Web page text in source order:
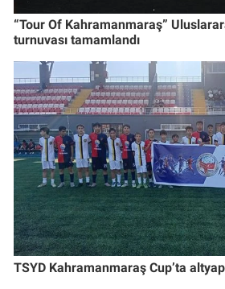
“Tour Of Kahramanmaraş”
turnuvası tamamlandı
TSYD Kahramanmaraş Cup’ta